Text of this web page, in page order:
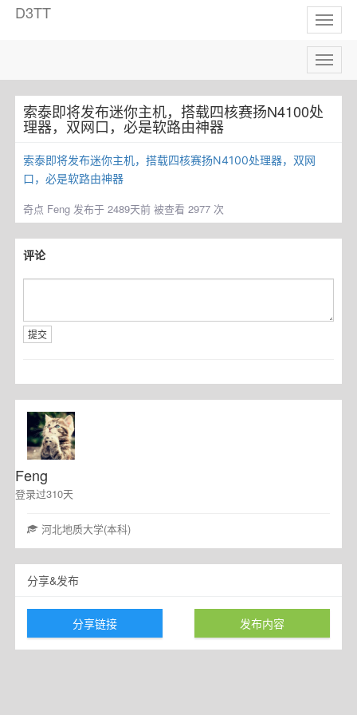
Toggle
D3TT
Toggle
索泰即将发布迷你主机，搭载四核赛扬N4100处
理器，双网口，必是软路由神器
索泰即将发布迷你主机，搭载四核赛扬N4100处理器，双网
口，必是软路由神器
奇点 Feng 发布于 2489天前 被查看 2977 次
评论
提交
Feng
登录过310天
河北地质大学(本科)
分享&发布
分享链接 发布内容